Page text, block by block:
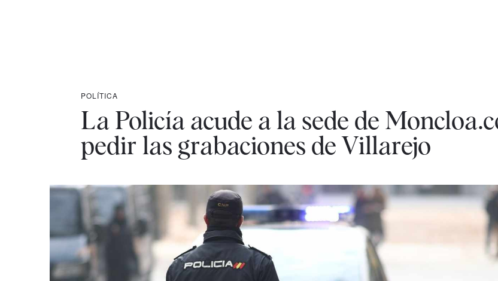
POLÍTICA
La Policía acude a la sede de
pedir las grabaciones de Villarejo